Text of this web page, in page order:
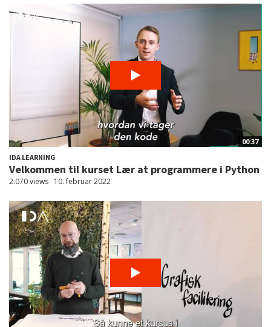
00:37
IDA LEARNING
Velkommen til kurset Lær at programmere i Python
2.070 views 10. februar 2022